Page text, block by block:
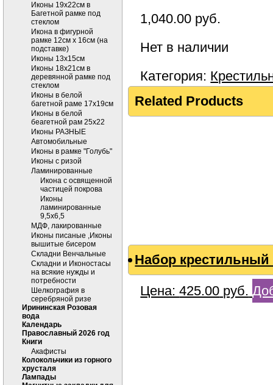
Иконы 19х22см в
Багетной рамке под
стеклом
Икона в фигурной
рамке 12см х 16см (на
подставке)
Иконы 13х15см
Иконы 18х21см в
деревянной рамке под
стеклом
Иконы в белой
багетной раме 17х19см
Иконы в белой
беагетной рам 25х22
Иконы РАЗНЫЕ
Автомобильные
Иконы в рамке "Голубь"
Иконы с ризой
Ламинированные
Икона с освященной
частицей покрова
Иконы
ламинированные
9,5х6,5
МДФ, лакированные
Иконы писаные ,Иконы
вышитые бисером
Складни Венчальные
Складни и Иконостасы
на всякие нужды и
потребности
Шелкография в
серебряной ризе
Ирининская Розовая
вода
Календарь
Православный 2026 год
Книги
Акафисты
Колокольчики из горного
хрусталя
Лампады
1,040.00 руб.
Нет в наличии
Категория:
Related Products
Набор крестильный
Цена:425.00 руб.